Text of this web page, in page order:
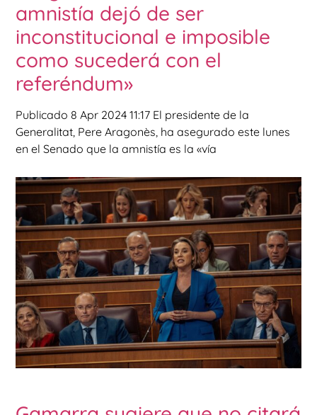
amnistía dejó de ser
inconstitucional e imposible
como sucederá con el
referéndum»
Publicado 8 Apr 2024 11:17 El presidente de la
Generalitat, Pere Aragonès, ha asegurado este lunes
en el Senado que la amnistía es la «vía